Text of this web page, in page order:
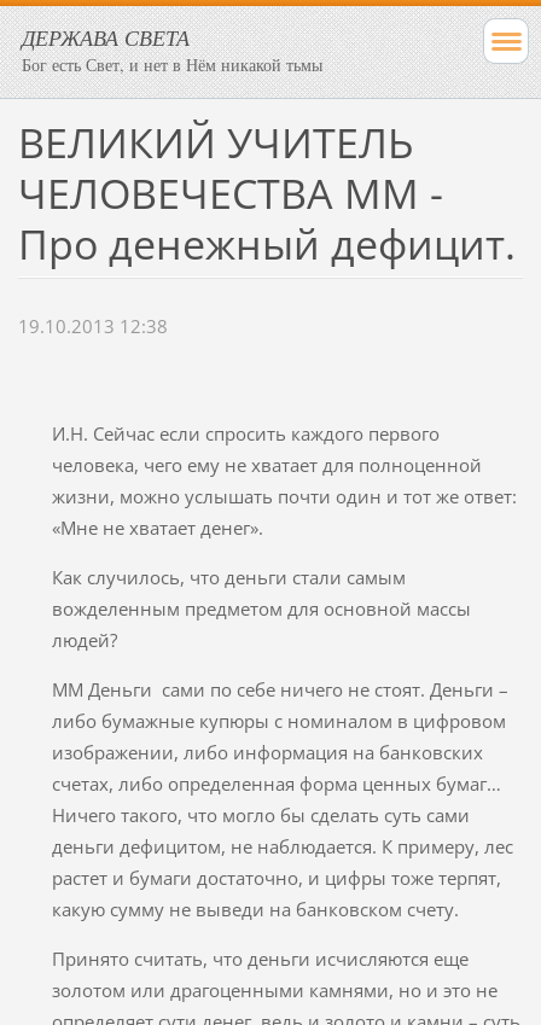
ДЕРЖАВА СВЕТА
Бог есть Свет, и нет в Нём никакой тьмы
ВЕЛИКИЙ УЧИТЕЛЬ
ЧЕЛОВЕЧЕСТВА ММ -
Про денежный дефицит.
19.10.2013 12:38
И.Н. Сейчас если спросить каждого первого
человека, чего ему не хватает для полноценной
жизни, можно услышать почти один и тот же ответ:
«Мне не хватает денег».
Как случилось, что деньги стали самым
вожделенным предметом для основной массы
людей?
ММ Деньги сами по себе ничего не стоят. Деньги –
либо бумажные купюры с номиналом в цифровом
изображении, либо информация на банковских
счетах, либо определенная форма ценных бумаг…
Ничего такого, что могло бы сделать суть сами
деньги дефицитом, не наблюдается. К примеру, лес
растет и бумаги достаточно, и цифры тоже терпят,
какую сумму не выведи на банковском счету.
Принято считать, что деньги исчисляются еще
золотом или драгоценными камнями, но и это не